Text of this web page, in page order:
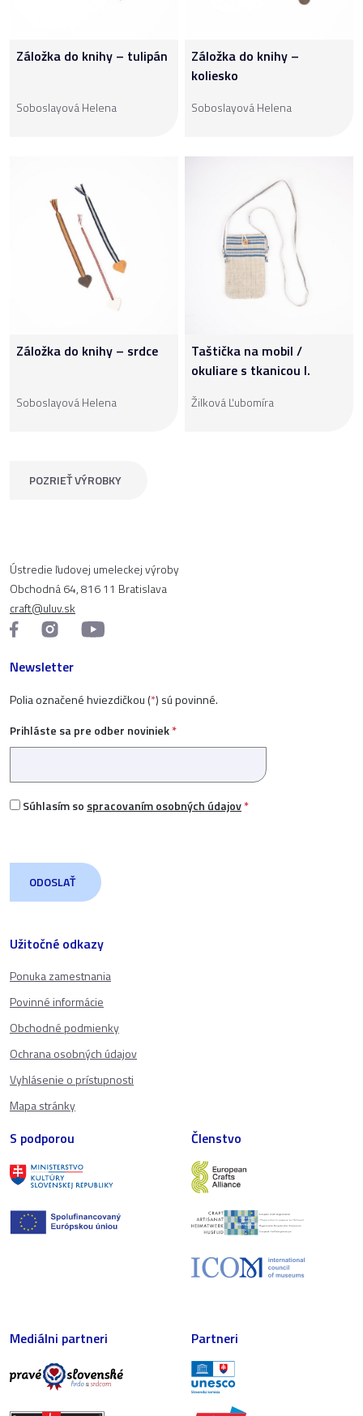
Záložka do knihy – tulipán
Soboslayová Helena
Záložka do knihy –
koliesko
Soboslayová Helena
Záložka do knihy – srdce
Soboslayová Helena
Taštička na mobil /
okuliare s tkanicou I.
Žilková Ľubomíra
POZRIEŤ VÝROBKY
Užitočné odkazy
Ponuka zamestnania
Povinné informácie
Obchodné podmienky
Ochrana osobných údajov
Vyhlásenie o prístupnosti
Mapa stránky
Ústredie ľudovej umeleckej výroby
Obchodná 64, 816 11 Bratislava
craft@uluv.sk
Newsletter
Polia označené hviezdičkou (*) sú povinné.
Prihláste sa pre odber noviniek*
Súhlasím so spracovaním osobných údajov*
S podporou Členstvo
Mediálni partneri Partneri